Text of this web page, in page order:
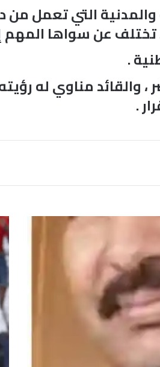
التي تعمل من
تختلف عن سواها المهم
.
، والقائد مناوي له
.
ب
ل
ج
ي
ك
ا
ت
س
ت
ع